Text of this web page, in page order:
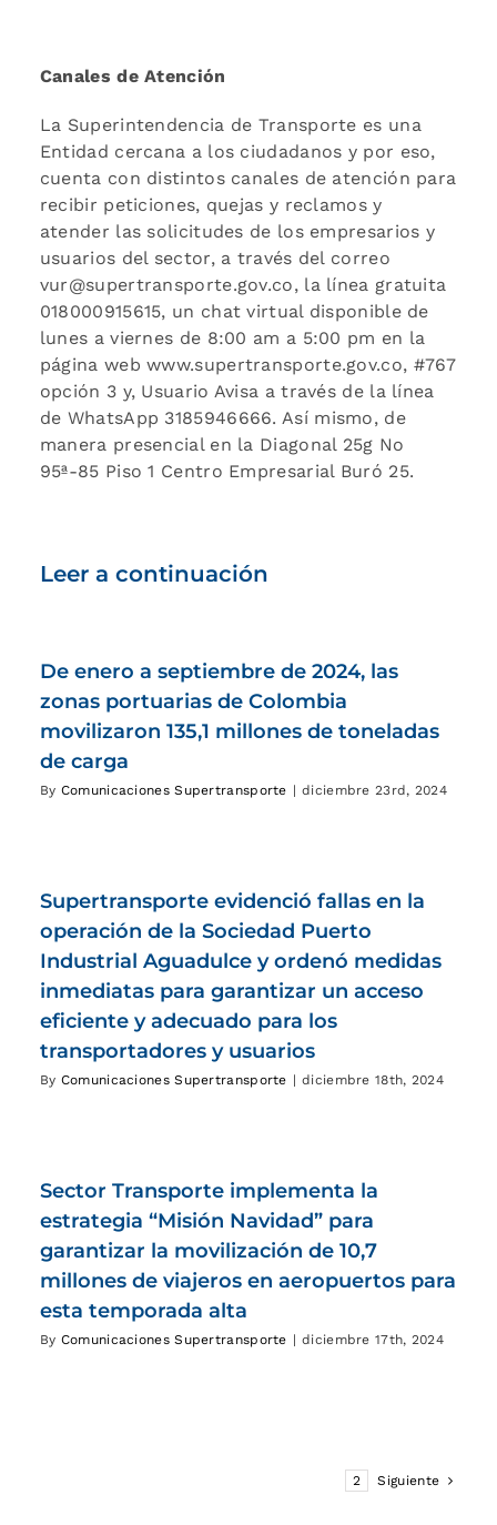
Canales de Atención
La Superintendencia de Transporte es una
Entidad cercana a los ciudadanos y por eso,
cuenta con distintos canales de atención para
recibir peticiones, quejas y reclamos y
atender las solicitudes de los empresarios y
usuarios del sector, a través del correo
vur@supertransporte.gov.co, la línea gratuita
018000915615, un chat virtual disponible de
lunes a viernes de 8:00 am a 5:00 pm en la
página web www.supertransporte.gov.co, #767
opción 3 y, Usuario Avisa a través de la línea
de WhatsApp 3185946666. Así mismo, de
manera presencial en la Diagonal 25g No
95ª-85 Piso 1 Centro Empresarial Buró 25.
Leer a continuación
De enero a septiembre de 2024, las
zonas portuarias de Colombia
movilizaron 135,1 millones de toneladas
de carga
By Comunicaciones Supertransporte | diciembre 23rd, 2024
Supertransporte evidenció fallas en la
operación de la Sociedad Puerto
Industrial Aguadulce y ordenó medidas
inmediatas para garantizar un acceso
eficiente y adecuado para los
transportadores y usuarios
By Comunicaciones Supertransporte | diciembre 18th, 2024
Sector Transporte implementa la
estrategia “Misión Navidad” para
garantizar la movilización de 10,7
millones de viajeros en aeropuertos para
esta temporada alta
By Comunicaciones Supertransporte | diciembre 17th, 2024
2 Siguiente